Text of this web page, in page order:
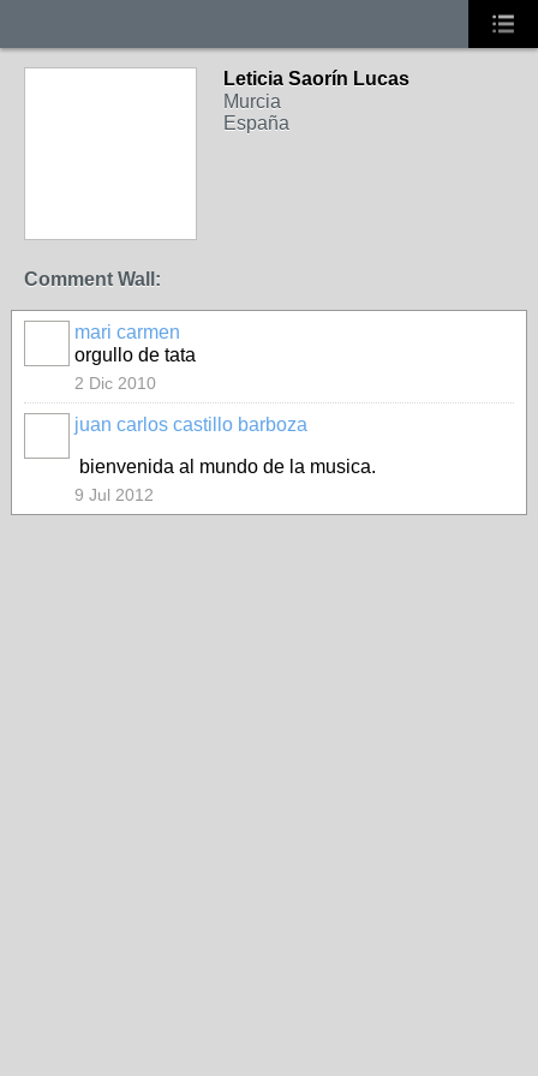
Leticia Saorín Lucas
Murcia
España
Comment Wall:
mari carmen
orgullo de tata
2 Dic 2010
juan carlos castillo barboza
bienvenida al mundo de la musica.
9 Jul 2012